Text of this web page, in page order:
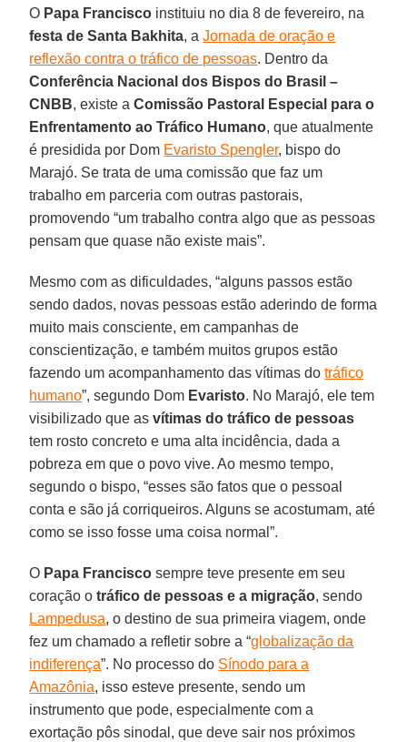
O Papa Francisco instituiu no dia 8 de fevereiro, na
festa de Santa Bakhita, aJornada de oração e
reflexão contra o tráfico de pessoas. Dentro da
Conferência Nacional dos Bispos do Brasil –
CNBB, existe aComissão Pastoral Especial para o
Enfrentamento ao Tráfico Humano, que atualmente
é presidida por Dom Evaristo Spengler, bispo do
Marajó. Se trata de uma comissão que faz um
trabalho em parceria com outras pastorais,
promovendo “um trabalho contra algo que as pessoas
pensam que quase não existe mais”.
Mesmo com as dificuldades, “alguns passos estão
sendo dados, novas pessoas estão aderindo de forma
muito mais consciente, em campanhas de
conscientização, e também muitos grupos estão
fazendo um acompanhamento das vítimas dotráfico
humano”, segundo Dom Evaristo. No Marajó, ele tem
visibilizado que asvítimas do tráfico de pessoas
tem rosto concreto e uma alta incidência, dada a
pobreza em que o povo vive. Ao mesmo tempo,
segundo o bispo, “esses são fatos que o pessoal
conta e são já corriqueiros. Alguns se acostumam, até
como se isso fosse uma coisa normal”.
O Papa Francisco sempre teve presente em seu
coração otráfico de pessoas e a migração, sendo
Lampedusa, o destino de sua primeira viagem, onde
fez um chamado a refletir sobre a “globalização da
indiferença”. No processo do Sínodo para a
Amazônia, isso esteve presente, sendo um
instrumento que pode, especialmente com a
exortação pôs sinodal, que deve sair nos próximos